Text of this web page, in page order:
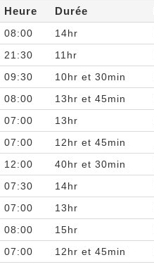
Heure Durée
08:00 14hr
21:30 11hr
09:30 10hr et 30min
08:00 13hr et 45min
07:00 13hr
07:00 12hr et 45min
12:00 40hr et 30min
07:30 14hr
07:00 13hr
08:00 15hr
07:00 12hr et 45min